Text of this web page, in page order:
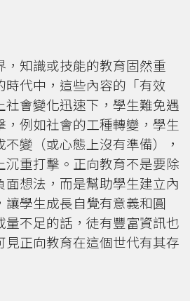
，知識或技能的教育固然重
時代中，這些內容的「有效
社會變化迅速下，學生難免遇
，例如社會的工種轉變，學生
變（或心態上沒有準備），
沉重打擊。正向教育不是要除
面想法，而是幫助學生建立內
學生成長自覺有意義和圓
量不足的話，徒有豐富資訊也
見正向教育在這個世代有其存